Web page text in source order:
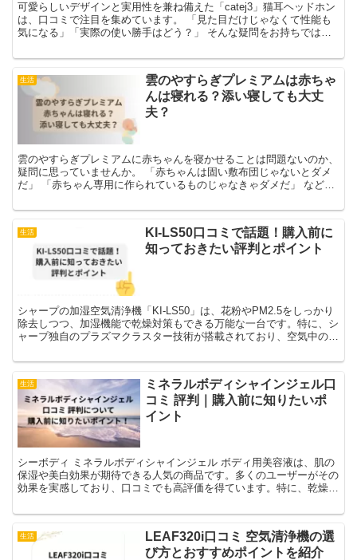
可愛らしいデザインと実用性を兼ね備えた「catej3」猫耳ヘッドホン
は、口コミで注目を集めています。 「見た目だけじゃなくて性能も
気になる」「実際の使い勝手はどう？」 そんな疑問をお持ちではあ
生活
雲のやすらぎプレミアムは赤ちゃ
んは寝れる？添い寝しても大丈
夫？
雲のやすらぎプレミアムに赤ちゃんを寝かせることは問題ないのか、
疑問に思っていませんか。 「赤ちゃんは固い敷布団じゃないとダメ
だ」 「赤ちゃん専用に作られているものじゃなきゃダメだ」 など、
生活
KI-LS50口コミで話題！購入前に
知っておきたい評判とポイント
シャープの加湿空気清浄機「KI-LS50」は、花粉やPM2.5をしっかり
除去しつつ、加湿機能で乾燥対策もできる万能な一台です。特に、シ
ャープ独自のプラズマクラスター技術が搭載されており、空気中の菌
生活
ミネラルボディシャインジェル口
コミ 評判｜購入前に知りたいポ
イント
シーボディ ミネラルボディシャインジェル ボディ用美容液は、肌の
保湿や美白効果が期待できる人気の商品です。多くのユーザーがその
効果を実感しており、口コミでも高評価を得ています。特に、乾燥や
生活
LEAF320i口コミ 空気清浄機の選
び方とおすすめポイントを紹介